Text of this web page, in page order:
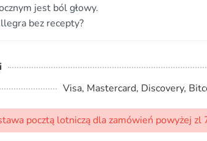
jest ból głowy.
bez recepty?
Visa, Mastercard, Discovery,
pocztą lotniczą dla zamówień powyżej zl